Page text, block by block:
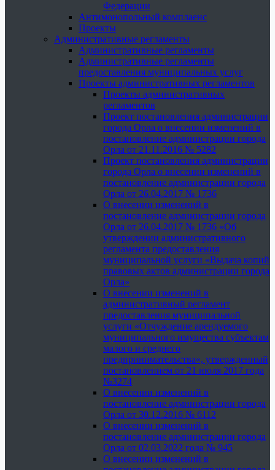
Федерации
Антимонопольный комплаенс
Проекты
Административные регламенты
Административные регламенты
Административные регламенты
предоставления муниципальных услуг
Проекты административных регламентов
Проекты административных
регламентов
Проект постановления администрации
города Орла о внесении изменений в
постановление администрации города
Орла от 21.11.2016 № 5282
Проект постановления администрации
города Орла о внесении изменений в
постановление администрации города
Орла от 26.04.2017 № 1736
О внесении изменений в
постановление администрации города
Орла от 26.04.2017 № 1736 «Об
утверждении административного
регламента предоставления
муниципальной услуги «Выдача копий
правовых актов администрации города
Орла»
О внесении изменений в
административный регламент
предоставления муниципальной
услуги «Отчуждение арендуемого
муниципального имущества субъектам
малого и среднего
предпринимательства», утвержденный
постановлением от 21 июля 2017 года
№3274
О внесении изменений в
постановление администрации города
Орла от 30.12.2016 № 6112
О внесении изменений в
постановление администрации города
Орла от 02.03.2022 года № 945
О внесении изменений в